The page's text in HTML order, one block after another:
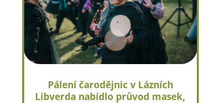
Pálení čarodějnic v Lázních
Libverda nabídlo průvod masek,